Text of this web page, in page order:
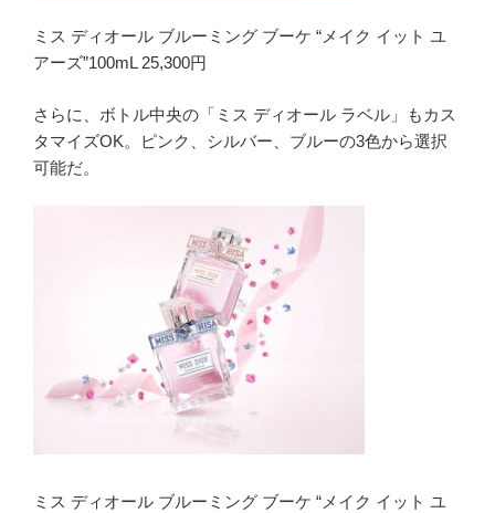
ミス ディオール ブルーミング ブーケ “メイク イット ユ
アーズ”100mL 25,300円
さらに、ボトル中央の「ミス ディオール ラベル」もカス
タマイズOK。ピンク、シルバー、ブルーの3色から選択
可能だ。
ミス ディオール ブルーミング ブーケ “メイク イット ユ